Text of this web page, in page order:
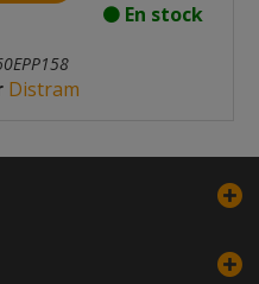
En stock
Distram